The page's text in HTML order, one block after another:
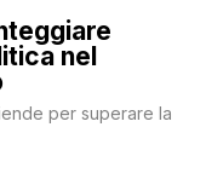
nel
per superare la